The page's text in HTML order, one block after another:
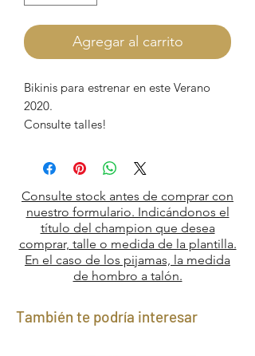
Agregar al carrito
Bikinis para estrenar en este Verano
2020.
Consulte talles!
Consulte stock antes de comprar con
nuestro formulario. Indicándonos el
título del champion que desea
comprar, talle o medida de la plantilla.
En el caso de los pijamas, la medida
de hombro a talón.
También te podría interesar